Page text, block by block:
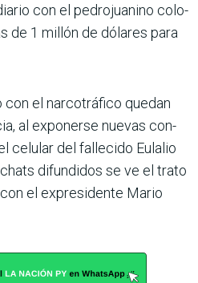
con el pedrojuanino colo­
de 1 millón de dólares para
el narcotráfico quedan
al exponerse nuevas con­
celular del fallecido Eulalio
chats difundidos se ve el trato
el expresidente Mario